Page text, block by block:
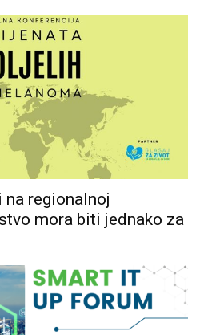
regionalnoj
mora biti jednako za